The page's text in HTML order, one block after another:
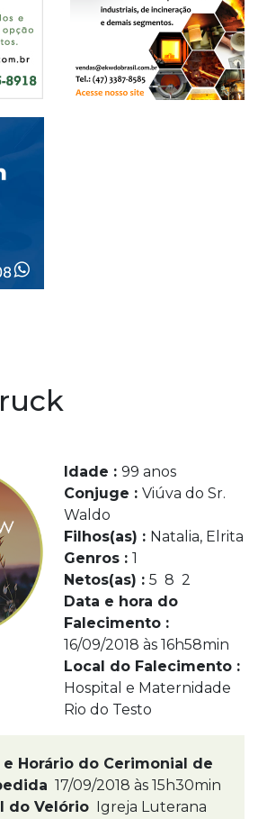
Idade : 99 anos
Conjuge : Viúva do Sr.
Waldo
Filhos(as) : Natalia, Elrita
Genros : 1
Netos(as) : 5 8 2
Data e hora do
Falecimento :
16/09/2018 às 16h58min
Local do Falecimento :
Hospital e Maternidade
Rio do Testo
e Horário do Cerimonial de
17/09/2018 às 15h30min
do Velório Igreja Luterana